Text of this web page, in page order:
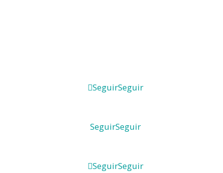
SeguirSeguir
SeguirSeguir
SeguirSeguir